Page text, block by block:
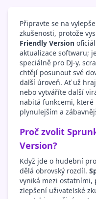
Připravte se na
zkušenosti, protože
Friendly Version
aktualizace softwaru;
speciálně pro DJ-y,
chtějí posunout své
další úroveň. Ať už
nebo vytváříte další
nabitá funkcemi,
plynulejším a
Proč zvolit
Version?
Když jde o hudební
dělá obrovský rozdíl.
vyniká mezi ostatními,
zlepšení uživatelské